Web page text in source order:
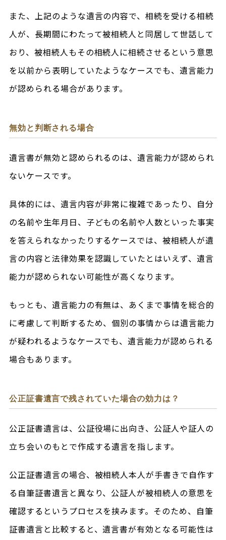
また、上記のような遺言の内容で、相続を受ける相続
人が、長期間にわたって被相続人と同居して世話して
おり、被相続人もその相続人に相続させるという意思
を以前から表明していたようなケースでも、遺言能力
が認められる場合があります。
無効と判断される場合
遺言書が無効と認められるのは、遺言能力が認められ
ないケースです。
具体的には、遺言内容が非常に複雑であったり、自分
の名前や生年月日、子どもの名前や人数といった事実
を答えられなかったりするケースでは、被相続人が遺
言の内容と法律効果を認識していたとはいえず、遺言
能力が認められない可能性が高くなります。
もっとも、遺言能力の有無は、あくまで事情を総合的
に考慮して判断するため、個別の事情からは遺言能力
が疑われるようなケースでも、遺言能力が認められる
場合もあります。
公正証書遺言で残されていた場合の効力は？
公正証書遺言は、公証役場に出向き、公証人や証人の
立ち会いのもとで作成する遺言を指します。
公正証書遺言の場合、被相続人本人が手書きで自作す
る自筆証書遺言と異なり、公証人が被相続人の意思を
確認するというプロセスを挟みます。そのため、自筆
証書遺言と比較すると、遺言書が有効となる可能性は